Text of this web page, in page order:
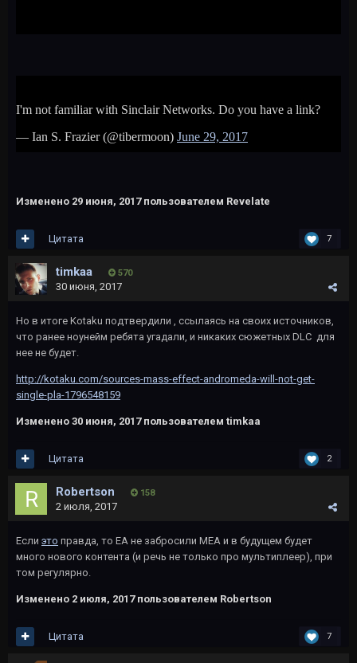
Изменено 29 июня, 2017пользователем Revelate
7
Цитата
timkaa 570
30 июня, 2017
Но в итоге Kotaku подтвердили , ссылаясь на своих источников,
что ранее ноунейм ребята угадали, и никаких сюжетных DLC для
нее не будет.
http://kotaku.com/sources-mass-effect-andromeda-will-not-get-
single-pla-1796548159
Изменено 30 июня, 2017пользователем timkaa
2
Цитата
Robertson 158
2 июля, 2017
Если это правда, то EA не забросили MEA и в будущем будет
много нового контента (и речь не только про мультиплеер), при
том регулярно.
Изменено 2 июля, 2017пользователем Robertson
7
Цитата